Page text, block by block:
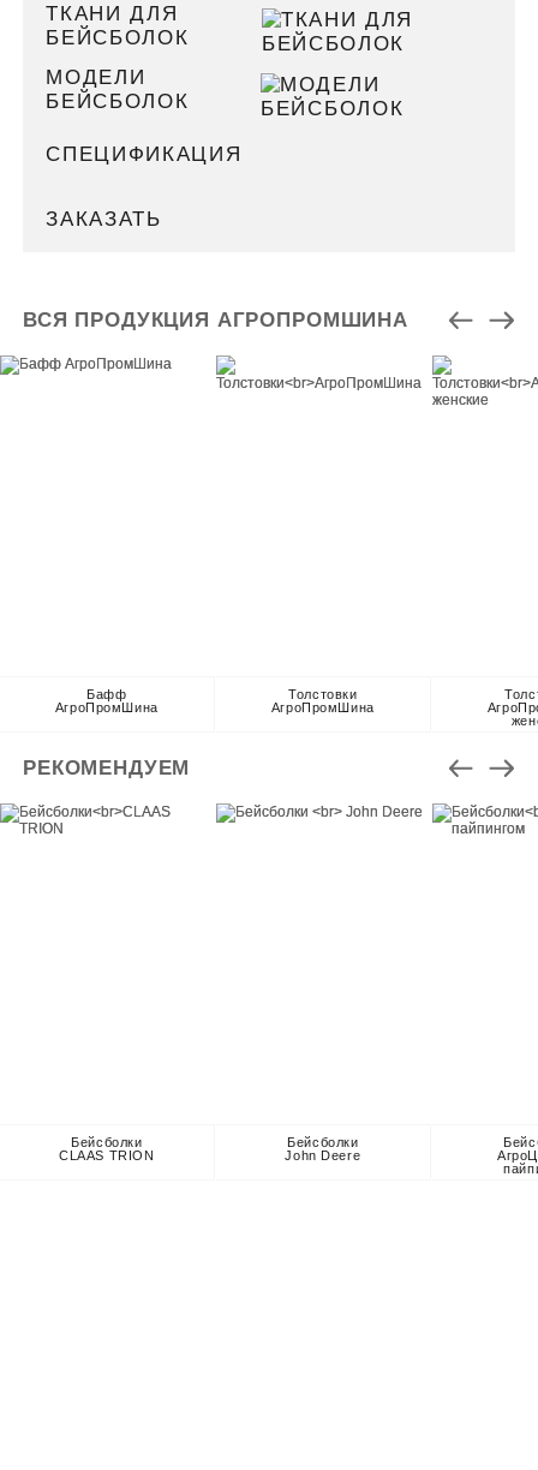
ТКАНИ ДЛЯ
БЕЙСБОЛОК
МОДЕЛИ
БЕЙСБОЛОК
СПЕЦИФИКАЦИЯ
ЗАКАЗАТЬ
ВСЯ ПРОДУКЦИЯ АГРОПРОМШИНА
Бафф
АгроПромШина
Толстовки
АгроПромШина
РЕКОМЕНДУЕМ
Бейсболки
CLAAS TRION
Бейсболки
John Deere